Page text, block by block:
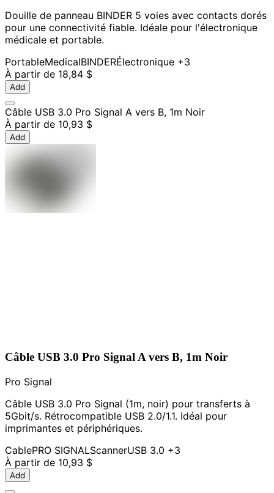
Douille de panneau BINDER 5 voies avec contacts dorés
pour une connectivité fiable. Idéale pour l'électronique
médicale et portable.
PortableMedicalBINDERÉlectronique +3
À partir de 18,84 $
Add
Câble USB 3.0 Pro Signal A vers B, 1m Noir
À partir de 10,93 $
Add
Câble USB 3.0 Pro Signal A vers B, 1m Noir
Pro Signal
Câble USB 3.0 Pro Signal (1m, noir) pour transferts à
5Gbit/s. Rétrocompatible USB 2.0/1.1. Idéal pour
imprimantes et périphériques.
CablePRO SIGNALScannerUSB 3.0 +3
À partir de 10,93 $
Add